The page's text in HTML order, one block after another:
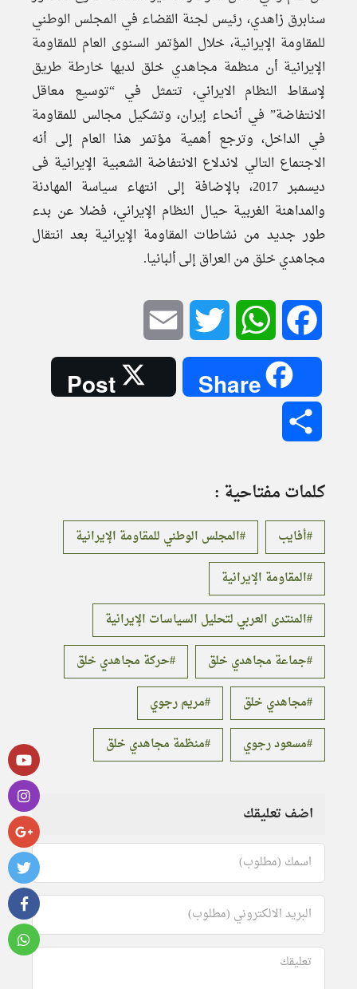
سنابرق زاهدي، رئيس لجنة القضاء في المجلس الوطني
للمقاومة الإيرانية، خلال المؤتمر السنوى العام للمقاومة
الإيرانية أن منظمة مجاهدي خلق لديها خارطة طريق
لإسقاط النظام الايراني، تتمثل في “توسيع معاقل
الانتفاضة” في أنحاء إيران، وتشكيل مجالس للمقاومة
في الداخل، وترجع أهمية مؤتمر هذا العام إلى أنه
الاجتماع التالي لاندلاع الانتفاضة الشعبية الإيرانية فى
ديسمبر 2017، بالإضافة إلى انتهاء سياسة المهادنة
والمداهنة الغربية حيال النظام الإيراني، فضلا عن بدء
طور جديد من نشاطات المقاومة الإيرانية بعد انتقال
مجاهدي خلق من العراق إلى ألبانيا.
Facebook
WhatsApp
Twitter
Share
Post
كلمات مفتاحية :
أفايب
المجلس الوطني للمقاومة الإيرانية
المقاومة الإيرانية
المنتدى العربي لتحليل السياسات الإيرانية
جماعة مجاهدي خلق
حركة مجاهدي خلق
مجاهدي خلق
مريم رجوي
مسعود رجوي
منظمة مجاهدي خلق
اضف تعليقك